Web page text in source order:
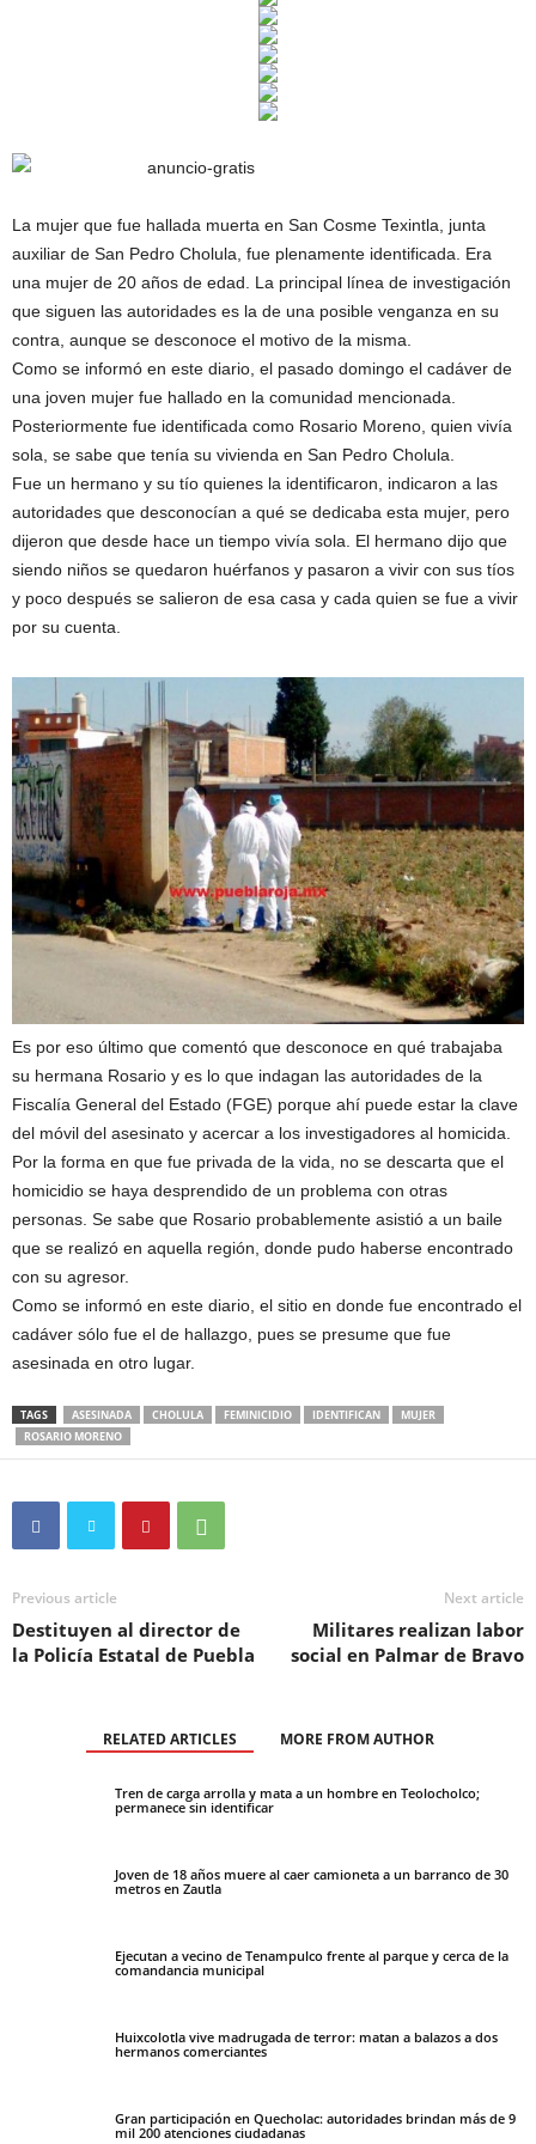
La mujer que fue hallada muerta en San Cosme Texintla, junta
auxiliar de San Pedro Cholula, fue plenamente identificada. Era
una mujer de 20 años de edad. La principal línea de investigación
que siguen las autoridades es la de una posible venganza en su
contra, aunque se desconoce el motivo de la misma.
Como se informó en este diario, el pasado domingo el cadáver de
una joven mujer fue hallado en la comunidad mencionada.
Posteriormente fue identificada como Rosario Moreno, quien vivía
sola, se sabe que tenía su vivienda en San Pedro Cholula.
Fue un hermano y su tío quienes la identificaron, indicaron a las
autoridades que desconocían a qué se dedicaba esta mujer, pero
dijeron que desde hace un tiempo vivía sola. El hermano dijo que
siendo niños se quedaron huérfanos y pasaron a vivir con sus tíos
y poco después se salieron de esa casa y cada quien se fue a vivir
por su cuenta.
Es por eso último que comentó que desconoce en qué trabajaba
su hermana Rosario y es lo que indagan las autoridades de la
Fiscalía General del Estado (FGE) porque ahí puede estar la clave
del móvil del asesinato y acercar a los investigadores al homicida.
Por la forma en que fue privada de la vida, no se descarta que el
homicidio se haya desprendido de un problema con otras
personas. Se sabe que Rosario probablemente asistió a un baile
que se realizó en aquella región, donde pudo haberse encontrado
con su agresor.
Como se informó en este diario, el sitio en donde fue encontrado el
cadáver sólo fue el de hallazgo, pues se presume que fue
asesinada en otro lugar.
TAGS ASESINADA CHOLULA FEMINICIDIO IDENTIFICAN
MUJER
ROSARIO MORENO
Previous article
Destituyen al director de
la Policía Estatal de Puebla
Next article
Militares realizan labor
social en Palmar de Bravo
RELATED ARTICLES MORE FROM AUTHOR
Tren de carga arrolla y mata a un hombre en Teolocholco;
permanece sin identificar
Joven de 18 años muere al caer camioneta a un barranco de 30
metros en Zautla
Ejecutan a vecino de Tenampulco frente al parque y cerca de la
comandancia municipal
Huixcolotla vive madrugada de terror: matan a balazos a dos
hermanos comerciantes
Gran participación en Quecholac: autoridades brindan más de 9
mil 200 atenciones ciudadanas